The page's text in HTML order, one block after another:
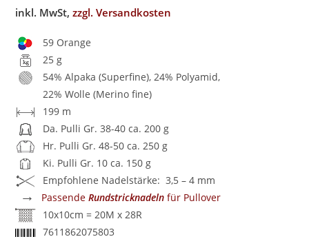
inkl. MwSt,zzgl. Versandkosten
59 Orange
25 g
54% Alpaka (Superfine), 24% Polyamid,
22% Wolle (Merino fine)
199 m
Da. Pulli Gr. 38-40 ca. 200 g
Hr. Pulli Gr. 48-50 ca. 250 g
Ki. Pulli Gr. 10 ca. 150 g
Empfohlene Nadelstärke: 3,5 – 4 mm
→ PassendeRundstricknadeln für Pullover
10x10cm = 20M x 28R
7611862075803